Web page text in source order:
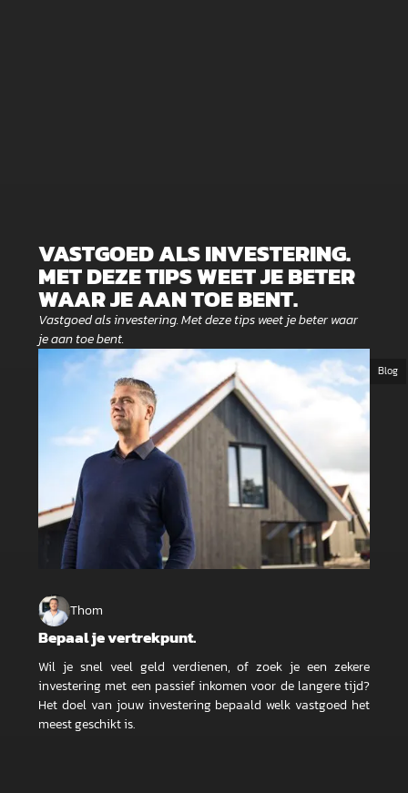
VASTGOED ALS INVESTERING.
MET DEZE TIPS WEET JE BETER
WAAR JE AAN TOE BENT.
Vastgoed als investering. Met deze tips weet je beter waar
je aan toe bent.
Blog
Thom
Bepaal je vertrekpunt.
Wil je snel veel geld verdienen, of zoek je een zekere
investering met een passief inkomen voor de langere tijd?
Het doel van jouw investering bepaald welk vastgoed het
meest geschikt is.